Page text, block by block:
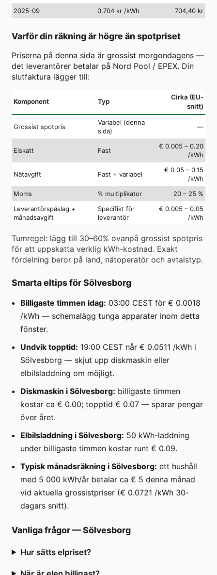
2025-09
0,704 kr /kWh 704,40 kr
Varför din räkning är högre än spotpriset
Priserna på denna sida är grossist morgondagens —
det leverantörer betalar på Nord Pool / EPEX. Din
slutfaktura lägger till:
Komponent Typ
Cirka (EU-
snitt)
Grossist spotpris
Variabel (denna
sida)
—
Elskatt Fast
€ 0.005 – 0.20
/kWh
Nätavgift Fast + variabel
€ 0.05 – 0.15
/kWh
Moms
% multiplikator
20 – 25 %
Leverantörspåslag +
månadsavgift
Specifikt för
leverantör
€ 0.005 – 0.05
/kWh
Tumregel: lägg till 30–60% ovanpå grossist spotpris
för att uppskatta verklig kWh-kostnad. Exakt
fördelning beror på land, nätoperatör och avtalstyp.
Smarta eltips för Sölvesborg
Billigaste timmen idag: 03:00 CEST för € 0.0018
/kWh — schemalägg tunga apparater inom detta
fönster.
Undvik topptid: 19:00 CEST når € 0.0511 /kWh i
Sölvesborg — skjut upp diskmaskin eller
elbilsladdning om möjligt.
Diskmaskin i Sölvesborg: billigaste timmen
kostar ca € 0.00; topptid € 0.07 — sparar pengar
över året.
Elbilsladdning i Sölvesborg: 50 kWh-laddning
under billigaste timmen kostar runt € 0.09.
Typisk månadsräkning i Sölvesborg: ett hushåll
med 5 000 kWh/år betalar ca € 5 denna månad
vid aktuella grossistpriser (€ 0.0721 /kWh 30-
dagars snitt).
Vanliga frågor—Sölvesborg
Hur sätts elpriset?